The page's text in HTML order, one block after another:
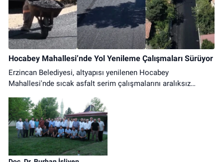
Hocabey Mahallesi’nde Yol Yenileme Çalışmaları Sürüyor
Erzincan Belediyesi, altyapısı yenilenen Hocabey
Mahallesi'nde sıcak asfalt serim çalışmalarını aralıksız